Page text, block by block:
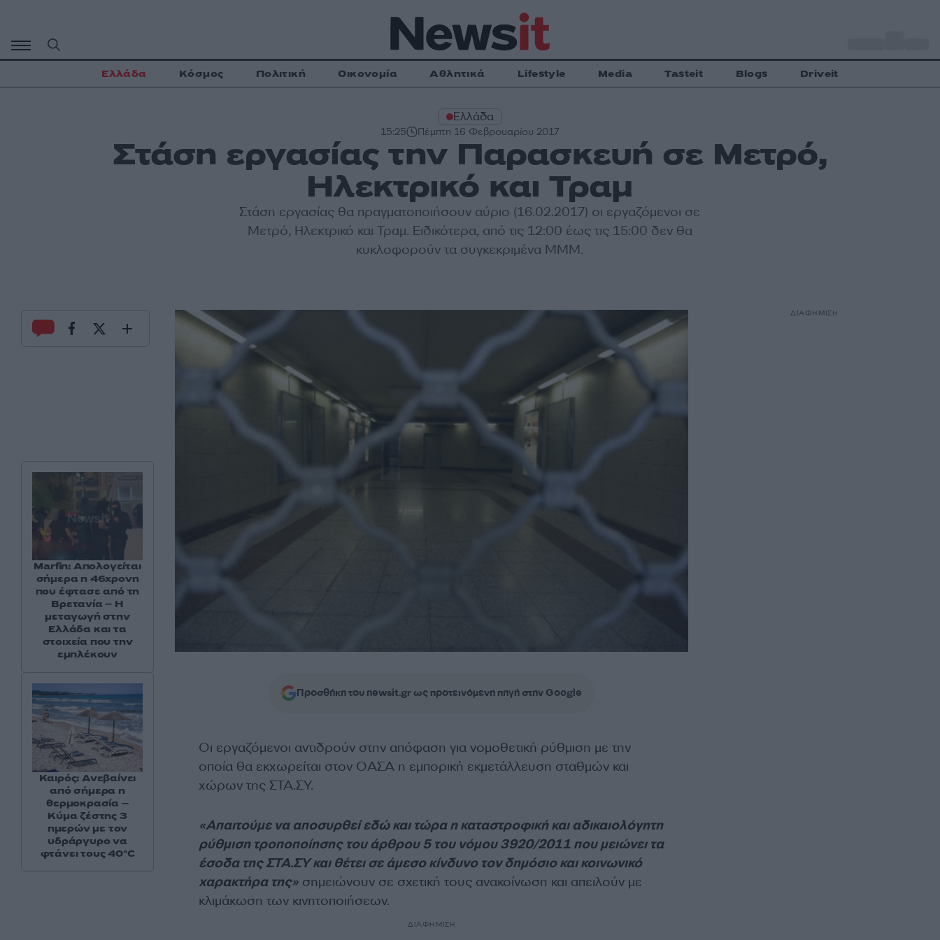
περιεχόμενο
Ελλάδα Κόσμος Πολιτική Οικονομία Αθλητικά Lifestyle Media Tasteit Blogs Driveit
Ελλάδα
15:25 Πέμπτη 16 Φεβρουαρίου 2017
Στάση εργασίας την Παρασκευή σε Μετρό,
Ηλεκτρικό και Τραμ
Στάση εργασίας θα πραγματοποιήσουν αύριο (16.02.2017) οι εργαζόμενοι σε
Μετρό, Ηλεκτρικό και Τραμ. Ειδικότερα, από τις 12:00 έως τις 15:00 δεν θα
κυκλοφορούν τα συγκεκριμένα ΜΜΜ.
Προσθήκη του newsit.gr ως προτεινόμενη πηγή στην Google
Οι εργαζόμενοι αντιδρούν στην απόφαση για νομοθετική ρύθμιση με την
οποία θα εκχωρείται στον ΟΑΣΑ η εμπορική εκμετάλλευση σταθμών και
χώρων της ΣΤΑ.ΣΥ.
«Απαιτούμε να αποσυρθεί εδώ και τώρα η καταστροφική και αδικαιολόγητη
ρύθμιση τροποποίησης του άρθρου 5 του νόμου 3920/2011 που μειώνει τα
έσοδα της ΣΤΑ.ΣΥ και θέτει σε άμεσο κίνδυνο τον δημόσιο και κοινωνικό
χαρακτήρα της»σημειώνουν σε σχετική τους ανακοίνωση και απειλούν με
κλιμάκωση των κινητοποιήσεων.
ΔΙΑΦΗΜΙΣΗ
Marfin: Απολογείται
σήμερα η 46χρονη
που έφτασε από τη
Βρετανία – Η
μεταγωγή στην
Ελλάδα και τα
στοιχεία που την
εμπλέκουν
Καιρός: Ανεβαίνει
από σήμερα η
θερμοκρασία –
Κύμα ζέστης 3
ημερών με τον
υδράργυρο να
φτάνει τους 40°C
ΔΙΑΦΗΜΙΣΗ